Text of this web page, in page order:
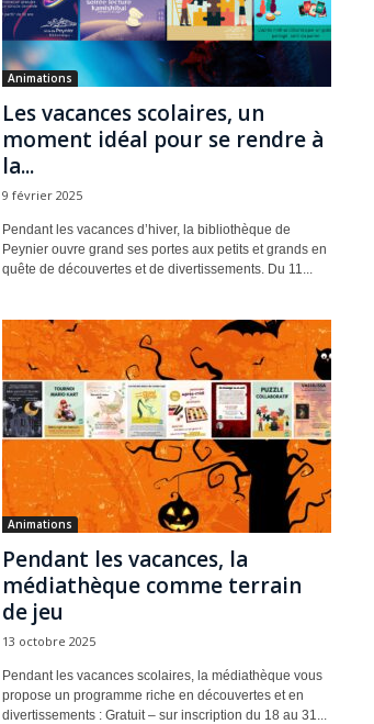
Animations
Les vacances scolaires, un
moment idéal pour se rendre à
la...
9 février 2025
Pendant les vacances d’hiver, la bibliothèque de
Peynier ouvre grand ses portes aux petits et grands en
quête de découvertes et de divertissements. Du 11...
Animations
Pendant les vacances, la
médiathèque comme terrain
de jeu
13 octobre 2025
Pendant les vacances scolaires, la médiathèque vous
propose un programme riche en découvertes et en
divertissements : Gratuit – sur inscription du 18 au 31...